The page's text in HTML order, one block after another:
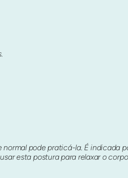
pode praticá-la. É indicada
esta postura para relaxar o